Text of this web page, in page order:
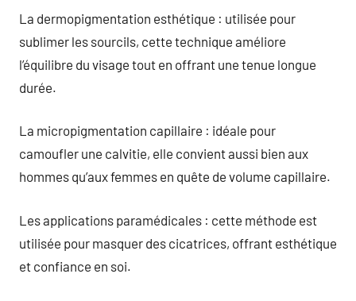
La dermopigmentation esthétique : utilisée pour
sublimer les sourcils, cette technique améliore
l’équilibre du visage tout en offrant une tenue longue
durée.
La micropigmentation capillaire : idéale pour
camoufler une calvitie, elle convient aussi bien aux
hommes qu’aux femmes en quête de volume capillaire.
Les applications paramédicales : cette méthode est
utilisée pour masquer des cicatrices, offrant esthétique
et confiance en soi.